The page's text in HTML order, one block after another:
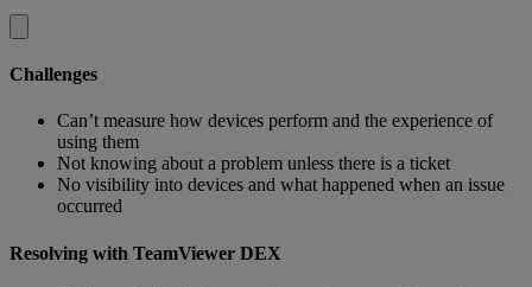
Challenges
Can’t measure how devices perform and the experience of
using them​
Not knowing about a problem unless there is a ticket
No visibility into devices and what happened when an issue
occurred
Resolving with TeamViewer DEX